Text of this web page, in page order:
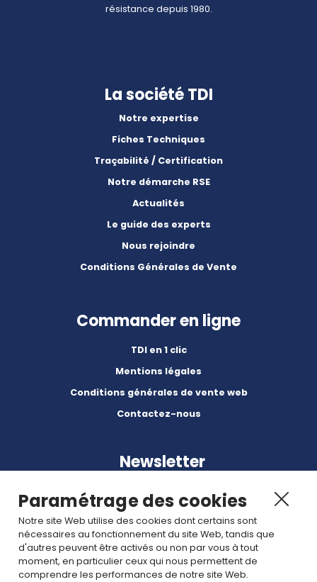
résistance depuis 1980.
La société TDI
Notre expertise
Fiches Techniques
Traçabilité / Certification
Notre démarche RSE
Actualités
Le guide des experts
Nous rejoindre
Conditions Générales de Vente
Commander en ligne
TDI en 1 clic
Mentions légales
Conditions générales de vente web
Contactez-nous
Newsletter
Abonnez-vous à nos dernières nouvelles et articles.
Paramétrage des cookies
Notre site Web utilise des cookies dont certains sont
nécessaires au fonctionnement du site Web, tandis que
d'autres peuvent être activés ou non par vous à tout
moment, en particulier ceux qui nous permettent de
comprendre les performances de notre site Web.